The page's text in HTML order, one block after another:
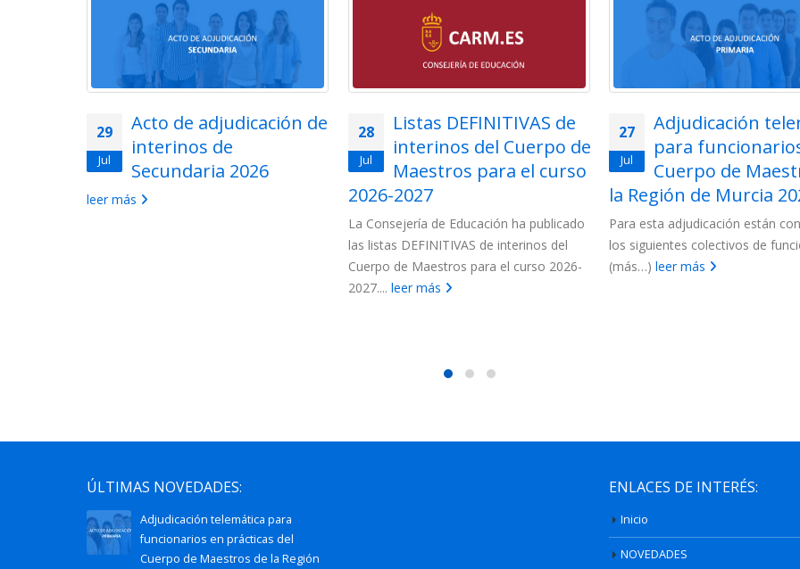
29
Jul
Acto de adjudicación de
interinos de
Secundaria 2026
leer más
28
Jul
Listas DEFINITIVAS de
interinos del Cuerpo de
Maestros para el curso
2026-2027
La Consejería de Educación ha publicado
las listas DEFINITIVAS de interinos del
Cuerpo de Maestros para el curso 2026-
2027.... leer más
27
Jul
Adjudicación
para
Cuerpo de
la Región de Murcia
Para esta adjudicación están
los siguientes colectivos de
(más…) leer más
ÚLTIMAS NOVEDADES:
Adjudicación telemática para
funcionarios en prácticas del
Cuerpo de Maestros de la Región
ENLACES DE INTERÉS:
Inicio
NOVEDADES